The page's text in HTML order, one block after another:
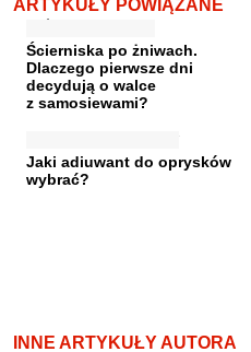
ARTYKUŁY POWIĄZANE
Ścierniska po żniwach.
Dlaczego pierwsze dni
decydują o walce
z samosiewami?
Jaki adiuwant do oprysków
wybrać?
INNE ARTYKUŁY AUTORA